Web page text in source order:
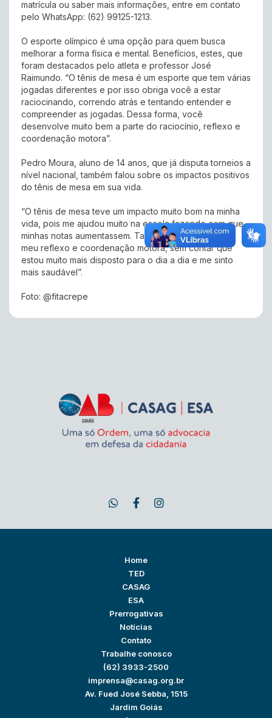
matrícula ou saber mais informações, entre em contato
pelo WhatsApp: (62) 99125-1213.
O esporte olímpico é uma opção para quem busca
melhorar a forma física e mental. Benefícios, estes, que
foram destacados pelo atleta e professor José
Raimundo. “O tênis de mesa é um esporte que tem várias
jogadas diferentes e por isso obriga você a estar
raciocinando, correndo atrás e tentando entender e
compreender as jogadas. Dessa forma, você
desenvolve muito bem a parte do raciocínio, reflexo e
coordenação motora”.
Pedro Moura, aluno de 14 anos, que já disputa torneios a
nível nacional, também falou sobre os impactos positivos
do tênis de mesa em sua vida.
“O tênis de mesa teve um impacto muito bom na minha
vida, pois me ajudou muito na escola fazendo com que
minhas notas aumentassem. Também ajudou muito no
meu reflexo e coordenação motora, sem contar que
estou muito mais disposto para o dia a dia e me sinto
mais saudável”.
Foto: @fitacrepe
Home
TED
CASAG
ESA
Prerrogativas
Notícias
Contato
Trabalhe conosco
(62) 3933-2500
imprensa@casag.org.br
Av. Fued José Sebba, 1515
Jardim Goiás